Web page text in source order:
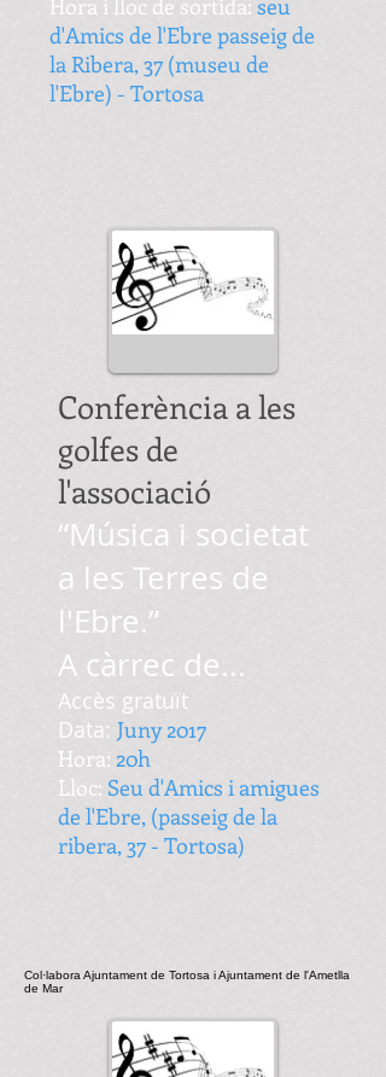
Hora i lloc de sortida: seu
d'Amics de l'Ebre passeig de
la Ribera, 37 (museu de
l'Ebre) - Tortosa
Conferència a les
golfes de
l'associació
“Música i societat
a les Terres de
l'Ebre.”
A càrrec de...
Accès gratuït
Data: Juny 2017
Hora: 20h
Lloc: Seu d'Amics i amigues
de l'Ebre, (passeig de la
ribera, 37 - Tortosa)
Col·labora Ajuntament de Tortosa i Ajuntament de l'Ametlla
de Mar